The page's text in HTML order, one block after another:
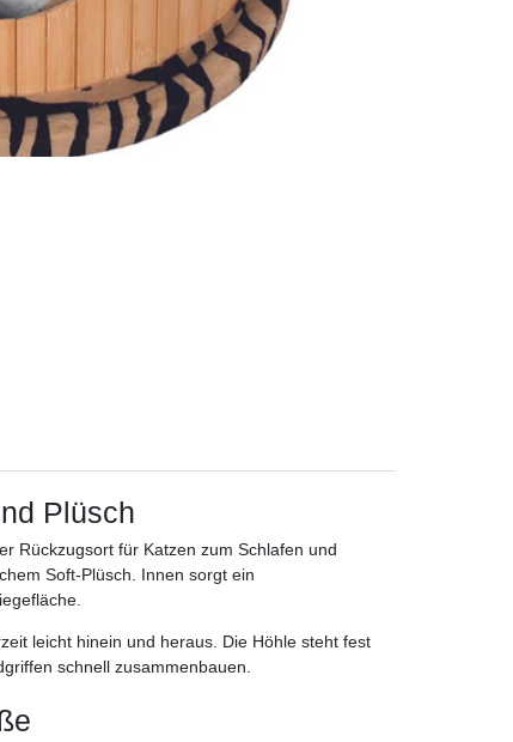
Plüsch
Rückzugsort für Katzen zum Schlafen und
Soft-Plüsch. Innen sorgt ein
leicht hinein und heraus. Die Höhle steht fest
schnell zusammenbauen.